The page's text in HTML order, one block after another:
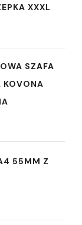
XXXL
SZAFA
KOVONA
55MM Z